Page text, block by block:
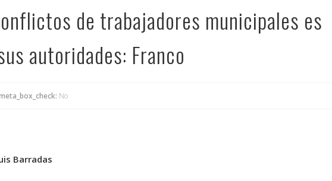
de trabajadores municipales es
autoridades: Franco
No
Barradas